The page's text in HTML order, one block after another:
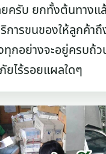
ยครับ ยกทั้งต้นทางแ
การขนของให้ลูกค้าถึ
ทุกอย่างจะอยู่ครบถ้ว
ยไร้รอยแผลใดๆ